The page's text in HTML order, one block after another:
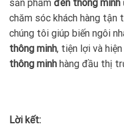
sản phẩm đèn thông minh
chăm sóc khách hàng tận
chúng tôi giúp biến ngôi
thông minh, tiện lợi và
thông minh hàng đầu thị
Lời kết: